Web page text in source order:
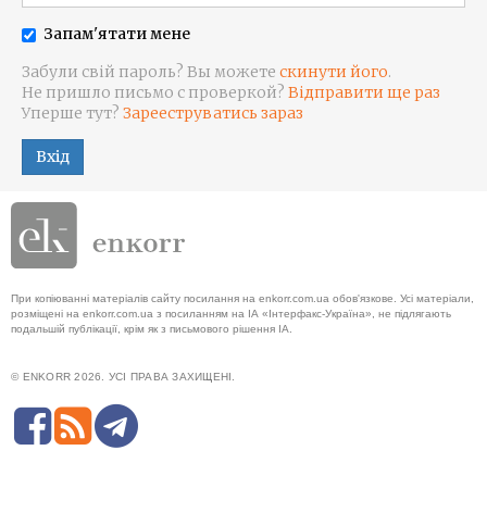
Запам'ятати мене
Забули свій пароль? Вы можете скинути його.
Не пришло письмо с проверкой? Відправити ще раз
Уперше тут? Зарееструватись зараз
Вхід
При копіюванні матеріалів сайту посилання на enkorr.com.ua обов'язкове. Усі матеріали,
розміщені на enkorr.com.ua з посиланням на ІА «Інтерфакс-Україна», не підлягають
подальшій публікації, крім як з письмового рішення ІА.
© ENKORR 2026. УСІ ПРАВА ЗАХИЩЕНІ.